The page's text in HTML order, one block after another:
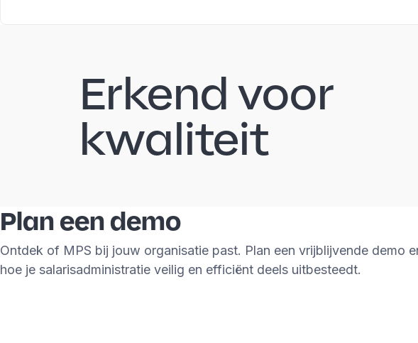
Erkend voor
kwaliteit
Plan een demo
Ontdek of MPS bij jouw organisatie past. Plan een vrijblijvende demo
hoe je salarisadministratie veilig en efficiënt deels uitbesteedt.